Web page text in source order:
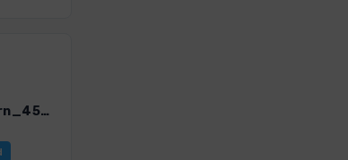
Rennsteigleitern_4599_1.zip